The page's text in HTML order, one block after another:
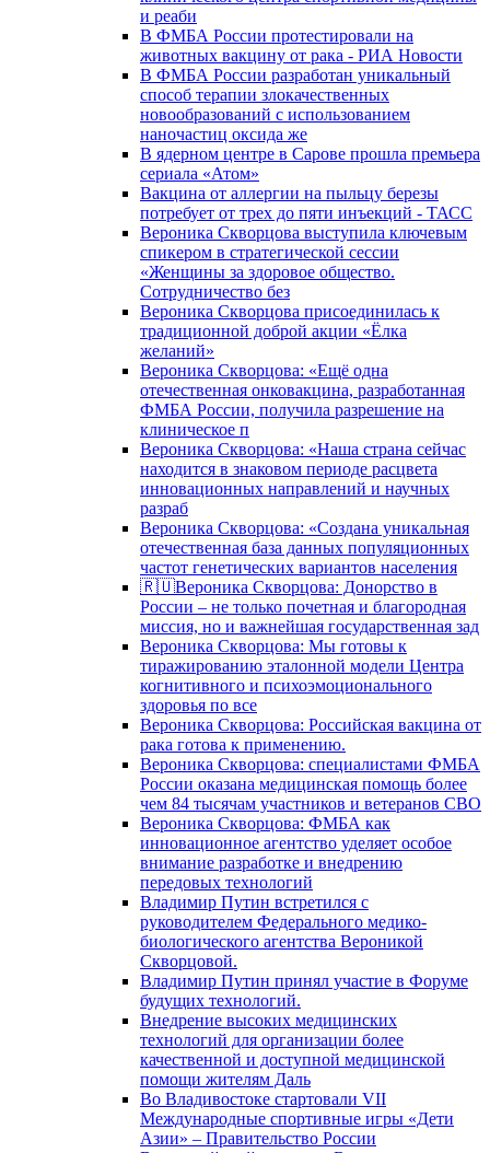
и реаби
В ФМБА России протестировали на
животных вакцину от рака - РИА Новости
В ФМБА России разработан уникальный
способ терапии злокачественных
новообразований с использованием
наночастиц оксида же
В ядерном центре в Сарове прошла премьера
сериала «Атом»
Вакцина от аллергии на пыльцу березы
потребует от трех до пяти инъекций - ТАСС
Вероника Скворцова выступила ключевым
спикером в стратегической сессии
«Женщины за здоровое общество.
Сотрудничество без
Вероника Скворцова присоединилась к
традиционной доброй акции «Ёлка
желаний»
Вероника Скворцова: «Ещё одна
отечественная онковакцина, разработанная
ФМБА России, получила разрешение на
клиническое п
Вероника Скворцова: «Наша страна сейчас
находится в знаковом периоде расцвета
инновационных направлений и научных
разраб
Вероника Скворцова: «Создана уникальная
отечественная база данных популяционных
частот генетических вариантов населения
🇷🇺Вероника Скворцова: Донорство в
России – не только почетная и благородная
миссия, но и важнейшая государственная зад
Вероника Скворцова: Мы готовы к
тиражированию эталонной модели Центра
когнитивного и психоэмоционального
здоровья по все
Вероника Скворцова: Российская вакцина от
рака готова к применению.
Вероника Скворцова: специалистами ФМБА
России оказана медицинская помощь более
чем 84 тысячам участников и ветеранов СВО
Вероника Скворцова: ФМБА как
инновационное агентство уделяет особое
внимание разработке и внедрению
передовых технологий
Владимир Путин встретился с
руководителем Федерального медико-
биологического агентства Вероникой
Скворцовой.
Владимир Путин принял участие в Форуме
будущих технологий.
Внедрение высоких медицинских
технологий для организации более
качественной и доступной медицинской
помощи жителям Даль
Во Владивостоке стартовали VII
Международные спортивные игры «Дети
Азии» – Правительство России